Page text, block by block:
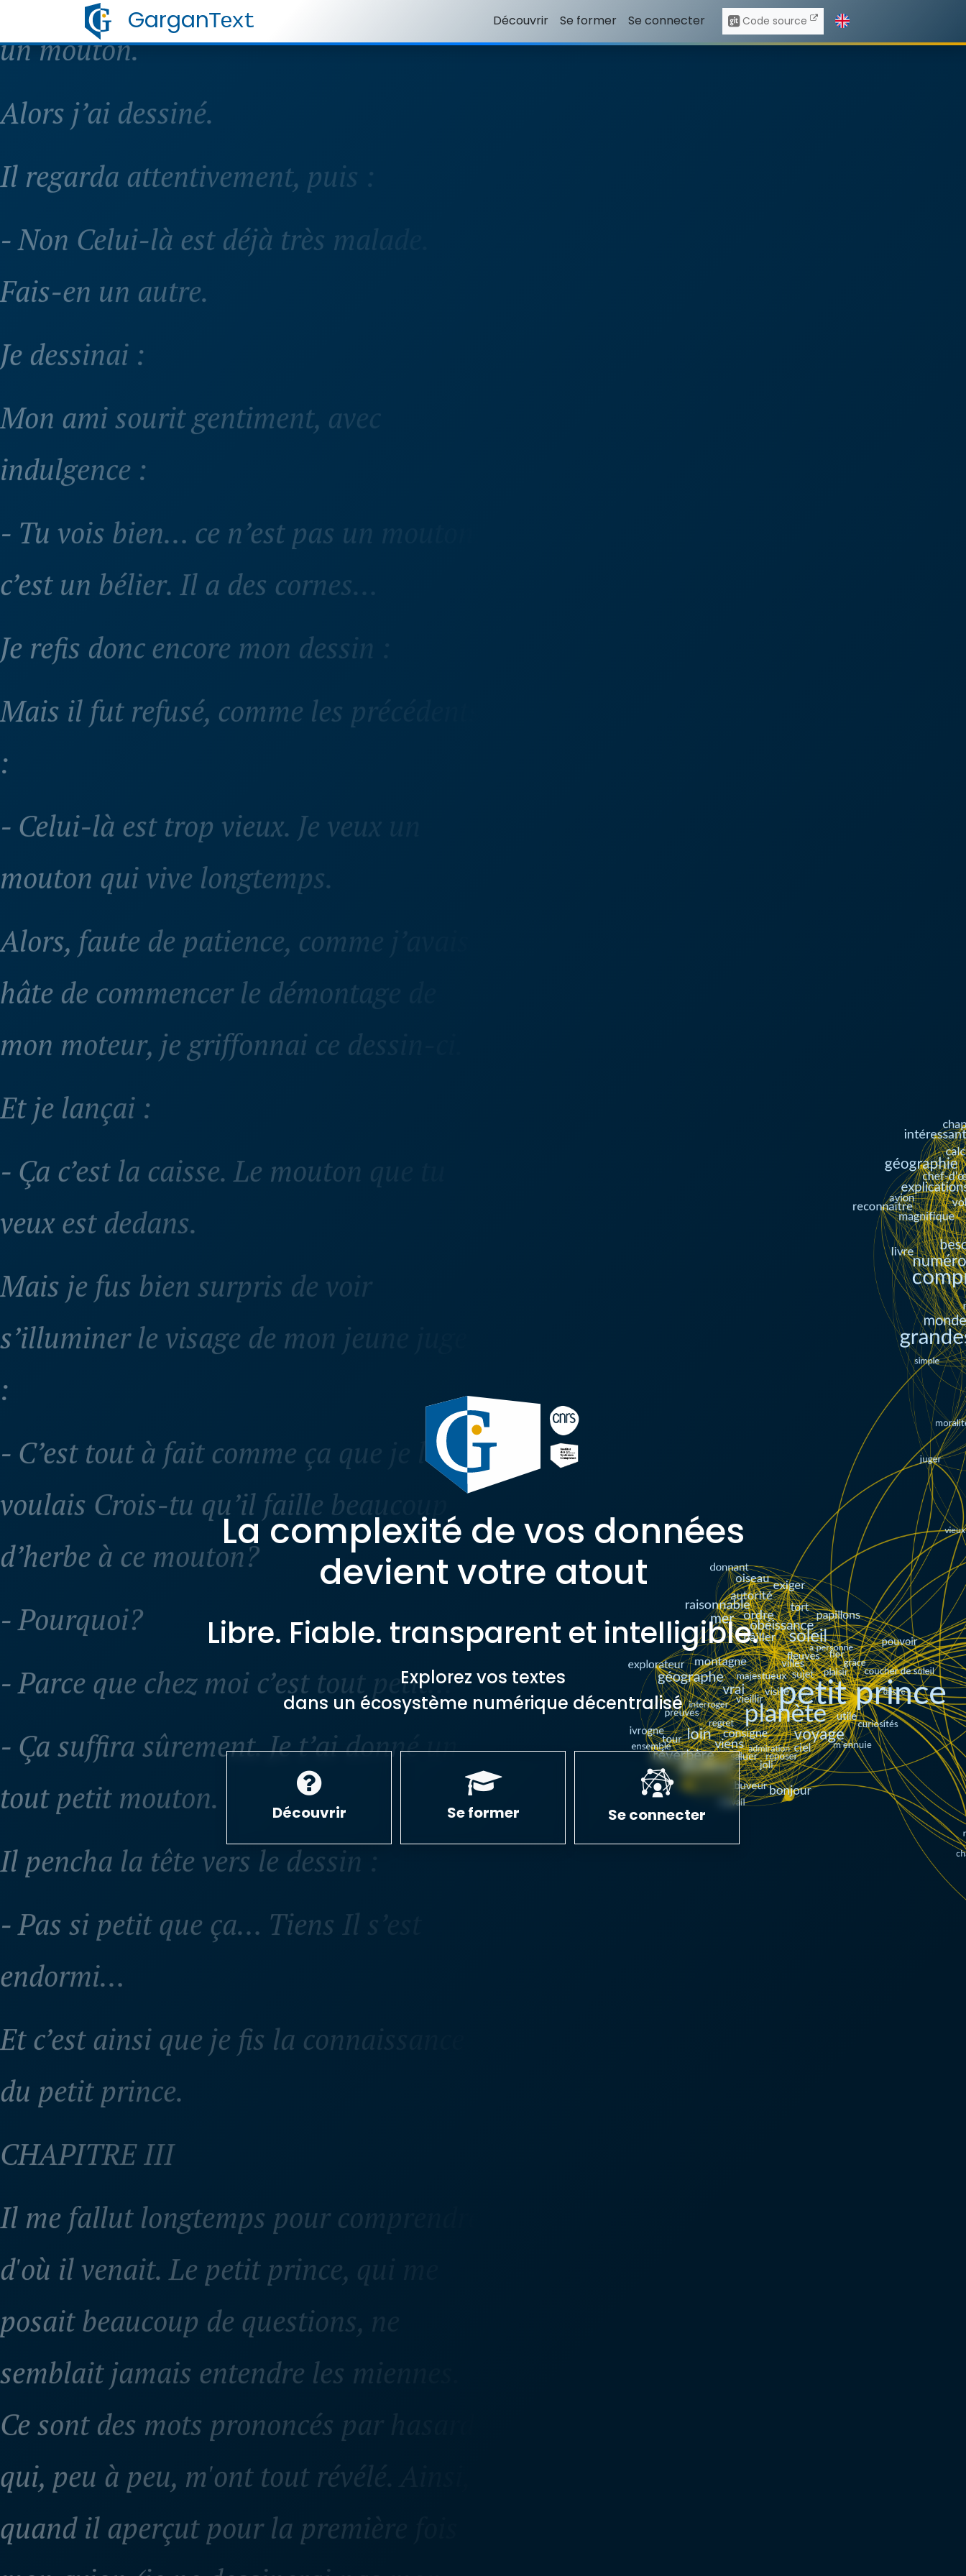
GarganText Découvrir Se former Se connecter Code source
un mouton.
Alors j’ai dessiné.
Il regarda attentivement, puis :
- Non Celui-là est déjà très malade.
Fais-en un autre.
Je dessinai :
Mon ami sourit gentiment, avec
indulgence :
- Tu vois bien… ce n’est pas un mouton,
c’est un bélier. Il a des cornes…
Je refis donc encore mon dessin :
Mais il fut refusé, comme les précédents
- Celui-là est trop vieux. Je veux un
mouton qui vive longtemps.
Alors, faute de patience, comme j’avais
hâte de commencer le démontage de
mon moteur, je griffonnai ce dessin-ci.
Et je lançai :
- Ça c’est la caisse. Le mouton que tu
veux est dedans.
Mais je fus bien surpris de voir
s’illuminer le visage de mon jeune juge
- C’est tout à fait comme ça que je le
voulais Crois-tu qu’il faille beaucoup
d’herbe à ce mouton?
- Pourquoi?
- Parce que chez moi c’est tout petit…
- Ça suffira sûrement. Je t’ai donné un
tout petit mouton.
Il pencha la tête vers le dessin :
- Pas si petit que ça… Tiens Il s’est
endormi…
Et c’est ainsi que je fis la connaissance
du petit prince.
CHAPITRE III
Il me fallut longtemps pour comprendre
d'où il venait. Le petit prince, qui me
posait beaucoup de questions, ne
semblait jamais entendre les miennes.
Ce sont des mots prononcés par hasard
qui, peu à peu, m'ont tout révélé. Ainsi,
quand il aperçut pour la première fois
mon avion (je ne dessinerai pas mon
La complexité de vos données
devient votre atout
Libre. Fiable. transparent et intelligible.
Explorez vos textes
dans un écosystème numérique décentralisé
Découvrir Se former Se connecter